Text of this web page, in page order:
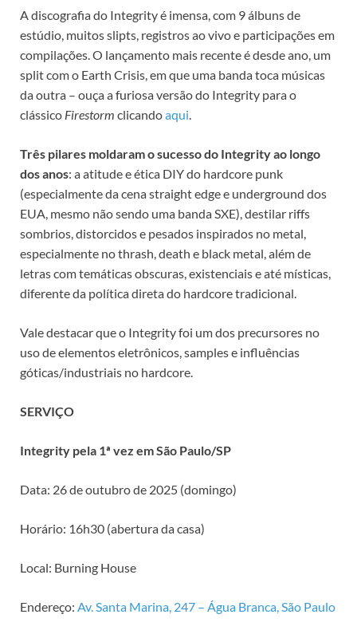
A discografia do Integrity é imensa, com 9 álbuns de
estúdio, muitos slipts, registros ao vivo e participações em
compilações. O lançamento mais recente é desde ano, um
split com o Earth Crisis, em que uma banda toca músicas
da outra – ouça a furiosa versão do Integrity para o
clássico Firestorm clicandoaqui.
Três pilares moldaram o sucesso do Integrity ao longo
dos anos: a atitude e ética DIY do hardcore punk
(especialmente da cena straight edge e underground dos
EUA, mesmo não sendo uma banda SXE), destilar riffs
sombrios, distorcidos e pesados inspirados no metal,
especialmente no thrash, death e black metal, além de
letras com temáticas obscuras, existenciais e até místicas,
diferente da política direta do hardcore tradicional.
Vale destacar que o Integrity foi um dos precursores no
uso de elementos eletrônicos, samples e influências
góticas/industriais no hardcore.
SERVIÇO
Integrity pela 1ª vez em São Paulo/SP
Data: 26 de outubro de 2025 (domingo)
Horário: 16h30 (abertura da casa)
Local: Burning House
Endereço: Av. Santa Marina, 247 – Água Branca, São Paulo